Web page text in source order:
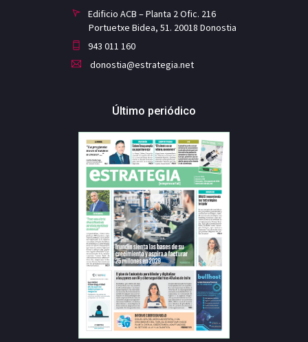
Edificio ACB – Planta 2 Ofic. 216
Portuetxe Bidea, 51. 20018 Donostia
943 011 160
donostia@estrategia.net
Último periódico